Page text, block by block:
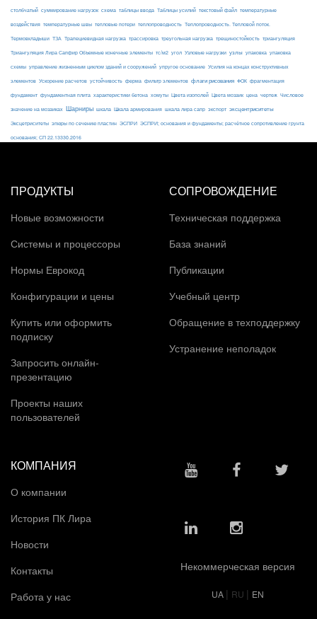
столбчатый суммирование нагрузок схема таблицы ввода Таблицы усилий текстовый файл температурные
воздействия температурные швы тепловые потери теплопроводность Теплопроводность. Тепловой поток.
Термовкладыши ТЗА Трапециевидная нагрузка трассировка треугольная нагрузка трещиностойкость триангуляция
Триангуляция Лира Сапфир Объемные конечные элементы тс/м2 угол Узловые нагрузки узлы упаковка упаковка
схемы управление жизненным циклом зданий и сооружений упругое основание Усилия на концах конструктивных
элементов Ускорение расчетов устойчивость ферма фильтр элементов флаги рисования ФОК фрагментация
фундамент фундаментная плита характеристики бетона хомуты Цвета изополей Цвета мозаик цена чертеж Числовое
значение на мозаиках Шарниры шкала Шкала армирования шкала лира сапр экспорт эксцентриситеты
Эксцетриситеты эпюры по сечению пластин ЭСПРИ ЭСПРИ; основания и фундаменты; расчётное сопротивление грунта
основания; СП 22.13330.2016
ПРОДУКТЫ
Новые возможности
Системы и процессоры
Нормы Еврокод
Конфигурации и цены
Купить или оформить
подписку
Запросить онлайн-
презентацию
Проекты наших
пользователей
СОПРОВОЖДЕНИЕ
Техническая поддержка
База знаний
Публикации
Учебный центр
Обращение в техподдержку
Устранение неполадок
КОМПАНИЯ
О компании
История ПК Лира
Новости
Контакты
Работа у нас
Некоммерческая версия
UA | RU | EN